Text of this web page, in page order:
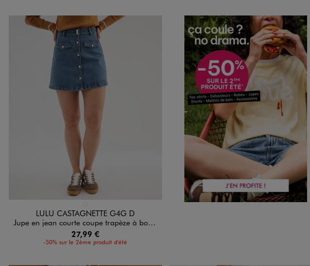
LULU CASTAGNETTE G4G D
Jupe en jean courte coupe trapèze à boutons femme - LuluCastagnette
27,99 €
-50% sur le 2ème produit d'été